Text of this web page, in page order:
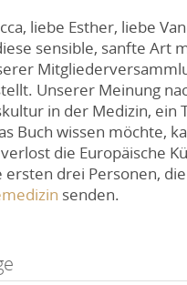
liebe Esther, liebe
sensible, sanfte Art
Unserer Meinung
in der Medizin, ein
Buch wissen möchte,
die Europäische
ersten drei Personen,
senden.